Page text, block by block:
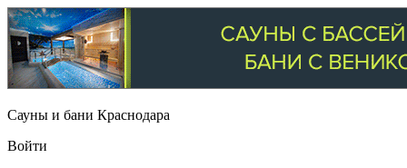
Сауны и бани Краснодара
Войти